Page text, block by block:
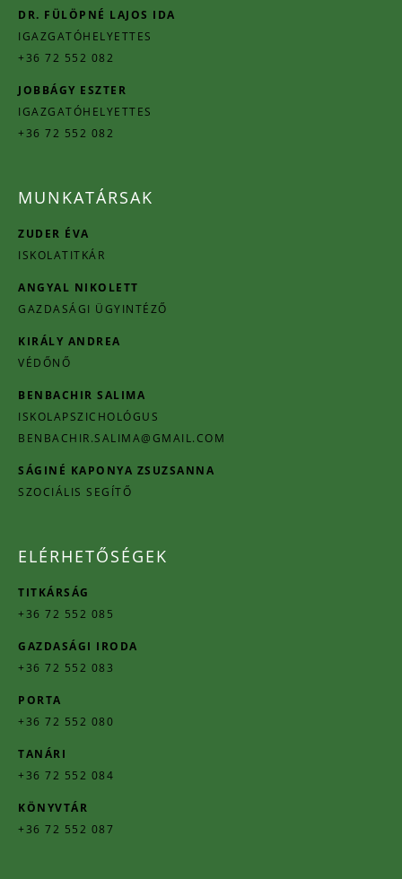
DR. FÜLÖPNÉ LAJOS IDA
IGAZGATÓHELYETTES
+36 72 552 082
JOBBÁGY ESZTER
IGAZGATÓHELYETTES
+36 72 552 082
MUNKATÁRSAK
ZUDER ÉVA
ISKOLATITKÁR
ANGYAL NIKOLETT
GAZDASÁGI ÜGYINTÉZŐ
KIRÁLY ANDREA
VÉDŐNŐ
BENBACHIR SALIMA
ISKOLAPSZICHOLÓGUS
BENBACHIR.SALIMA@GMAIL.COM
SÁGINÉ KAPONYA ZSUZSANNA
SZOCIÁLIS SEGÍTŐ
ELÉRHETŐSÉGEK
TITKÁRSÁG
+36 72 552 085
GAZDASÁGI IRODA
+36 72 552 083
PORTA
+36 72 552 080
TANÁRI
+36 72 552 084
KÖNYVTÁR
+36 72 552 087